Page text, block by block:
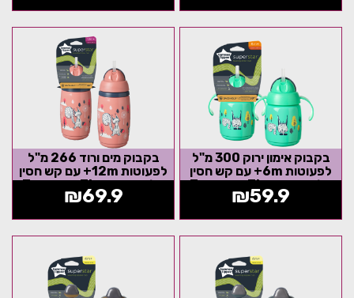
בקבוק אימון ירוק 300 מ"ל
לפעוטות 6m+ עם קש חסין
דליפות Tommee Tippee
Superstar
₪59.9
בקבוק מים ורוד 266 מ"ל
לפעוטות 12m+ עם קש חסין
דליפות Tommee Tippee
Superstar
₪69.9